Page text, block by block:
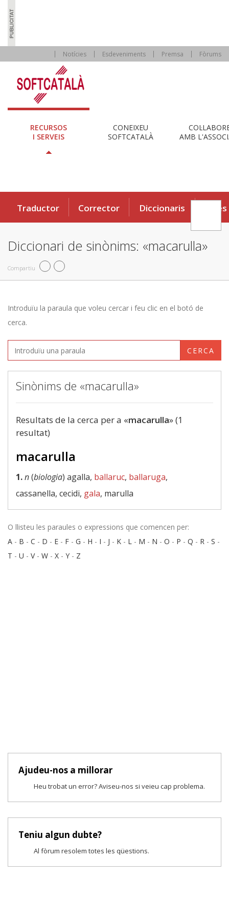
Notícies Esdeveniments Premsa Fòrums
RECURSOS
I SERVEIS
CONEIXEU
SOFTCATALÀ
AMB
Traductor Corrector Diccionaris Eines
Diccionari de sinònims: «macarulla»
Compartiu
Introduïu la paraula que voleu cercar i feu clic en el botó de
cerca.
CERCA
Sinònims de «macarulla»
Resultats de la cerca per a «macarulla» (1
resultat)
macarulla
1.n(biologia) agalla, ballaruc, ballaruga,
cassanella, cecidi, gala, marulla
O llisteu les paraules o expressions que comencen per:
A - B - C - D - E - F - G - H - I - J - K - L - M - N - O - P - Q - R - S -
T - U - V- W - X - Y - Z
Ajudeu-nos a millorar
Heu trobat un error? Aviseu-nos si veieu cap problema.
Teniu algun dubte?
Al fòrum resolem totes les qüestions.